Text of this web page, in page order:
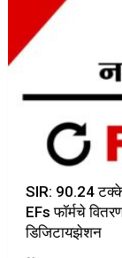
SIR: 90.24 टक्के
EFs फॉर्मचे
डिजिटायझेशन